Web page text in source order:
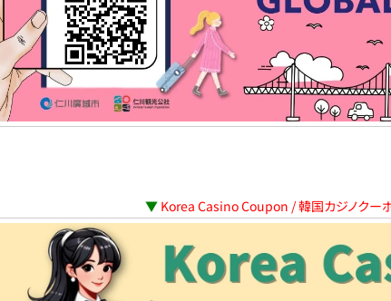
▼ Korea Casino Coupon / 韓国カジノクー